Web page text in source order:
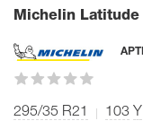
Michelin Latitude
295/35 R21 103 Y